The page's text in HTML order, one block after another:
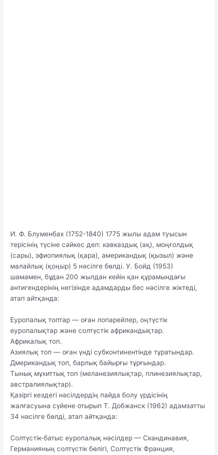
И. Ф. Блуменбах (1752-1840) 1775 жылы адам туысын
терісінің түсіне сәйкес деп: кавказдық (ақ), моңғолдық
(сары), эфиопиялық (қара), американдық (қызыл) және
малайлық (қоңыр) 5 нәсілге бөлді. У. Бойд (1953)
шамамен, бұдан 200 жылдан кейін қан құрамындағы
антигендерінің негізінде адамдарды бес нәсілге жіктеді,
атап айтқанда:
Еуропалық топтар — оған лопарейлер, оңтүстік
еуропалықтар және солтүстік африкандықтар.
Африкалық топ.
Азиялық топ — оған үнді субконтинентінде тұратындар.
Дмерикандық топ, барлық байырғы тұрғындар.
Тынық мұхиттық топ (меланезиялықтар, плинезиялықтар,
австралиялықтар).
Қазіргі кездегі нәсілдердің пайда болу үрдісінің
жалғасуына сүйене отырып Т. Добжанск (1962) адамзатты
34 нәсілге бөлді, атап айтқанда:
Солтүстік-батыс еуропалық нәсілдер — Скандинавия,
Германияның солтүстік бөлігі, Солтүстік Франция,